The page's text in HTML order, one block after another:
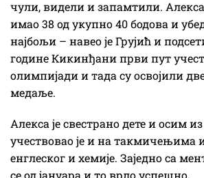
чули, видели и запамтили. Алекса
имао 38 од укупно 40 бодова и
најбољи – навео је Грујић и
године Кикинђани први пут
олимпијади и тада су освојили
медаље.
Алекса је свестрано дете и осим из
учествовао је и на такмичењима
енглеског и хемије. Заједно са
се од јануара и то врло успешно.